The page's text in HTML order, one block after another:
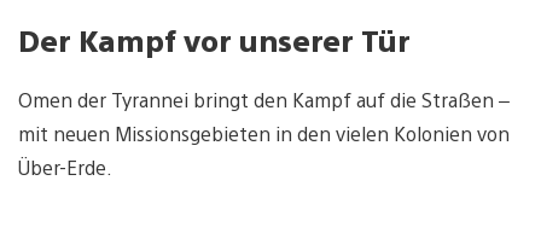
Der Kampf vor unserer Tür
Omen der Tyrannei bringt den Kampf auf die Straßen –
mit neuen Missionsgebieten in den vielen Kolonien von
Über-Erde.